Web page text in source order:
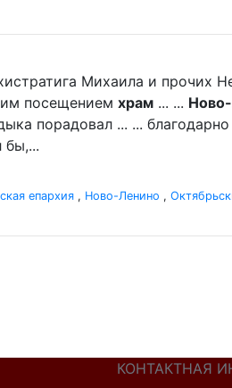
Михаила и прочих
посещением храм ... ...
порадовал ... ...
бы,...
епархия , Ново-Ленино ,
КОНТАКТНАЯ